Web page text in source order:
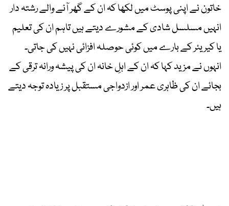
خاتون نے اپنی پوسٹ میں لکھا کہ ان کے گھر آنے والے رشتہ دار
انہیں مسلسل شادی کے مشورے دیتے ہیں تاہم ان کی تعلیم
یا کیریئر کے بارے میں کوئی حوصلہ افزائی نہیں کی جاتی۔
انہوں نے مزید کہا کہ ان کے اہلِ خانہ ان کی پیشہ ورانہ ترقی کے
بجائے ان کی ظاہری عمر اور ازدواجی مستقبل پر زیادہ توجہ دیتے
ہیں۔